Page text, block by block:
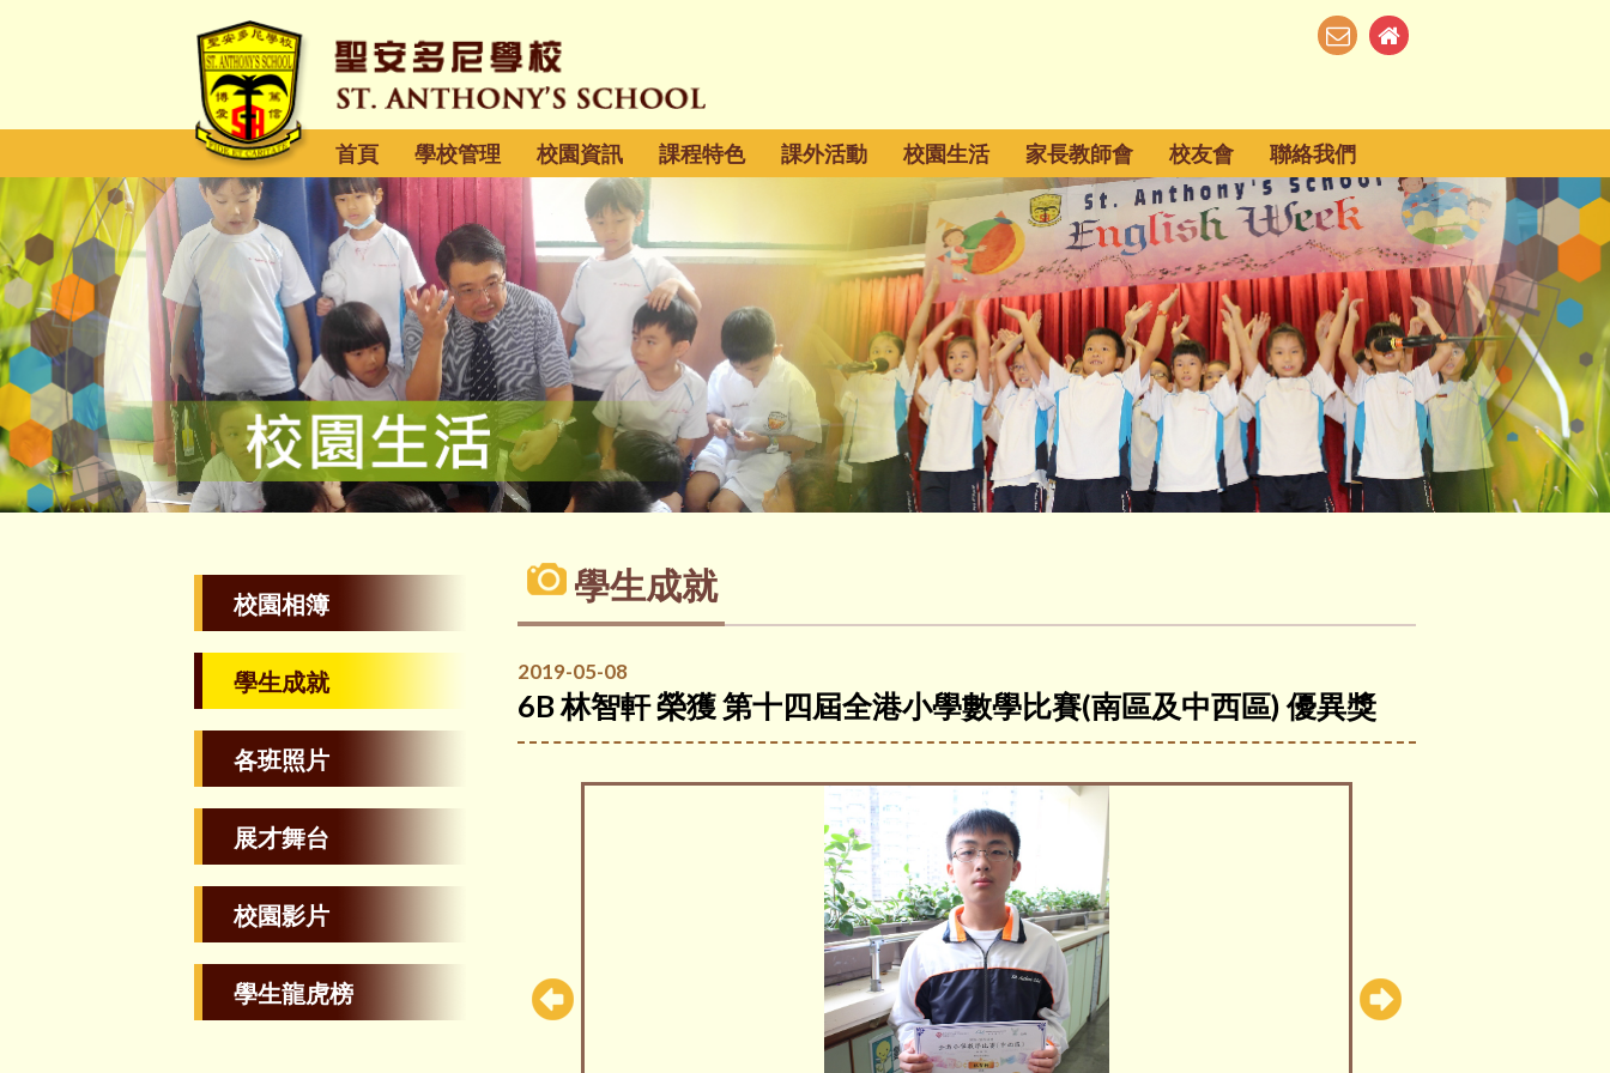
首頁 學校管理 校園資訊 課程特色 課外活動 校園生活 家長教師會 校友會 聯絡我們
校園相簿
學生成就
各班照片
展才舞台
校園影片
學生龍虎榜
學生成就
2019-05-08
6B 林智軒 榮獲 第十四屆全港小學數學比賽(南區及中西區) 優異獎